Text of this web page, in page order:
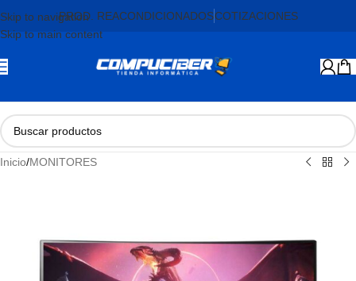
Skip to navigation
Skip to main content
PROD. REACONDICIONADOSCOTIZACIONES
Inicio/MONITORES